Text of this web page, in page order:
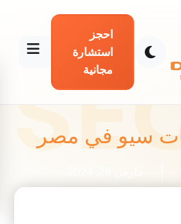
احجز
استشارة
مجانية
سيو في مصر